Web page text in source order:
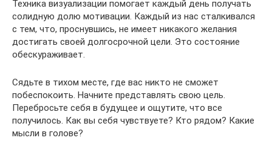
Техника визуализации помогает каждый день получать
солидную долю мотивации. Каждый из нас сталкивался
с тем, что, проснувшись, не имеет никакого желания
достигать своей долгосрочной цели. Это состояние
обескураживает.
Сядьте в тихом месте, где вас никто не сможет
побеспокоить. Начните представлять свою цель.
Перебросьте себя в будущее и ощутите, что все
получилось. Как вы себя чувствуете? Кто рядом? Какие
мысли в голове?